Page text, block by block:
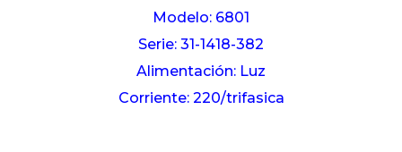
Modelo: 6801
Serie: 31-1418-382
Alimentación: Luz
Corriente: 220/trifasica